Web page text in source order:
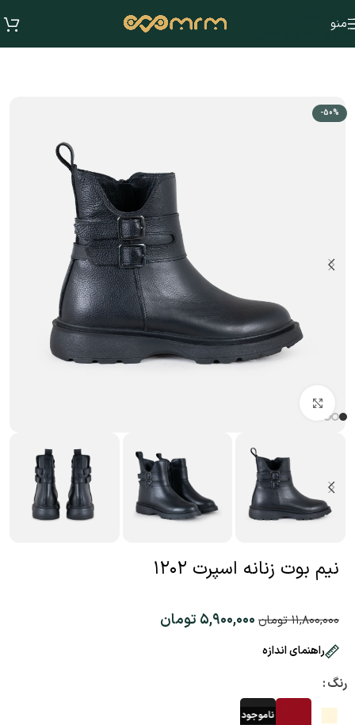
عبور به ناوبری
رفتن به محتوای اصلی
منو
-50%
نیم بوت زنانه اسپرت ۱۲۰۲
۱۱,۸۰۰,۰۰۰ تومان ۵,۹۰۰,۰۰۰ تومان
راهنمای اندازه
رنگ